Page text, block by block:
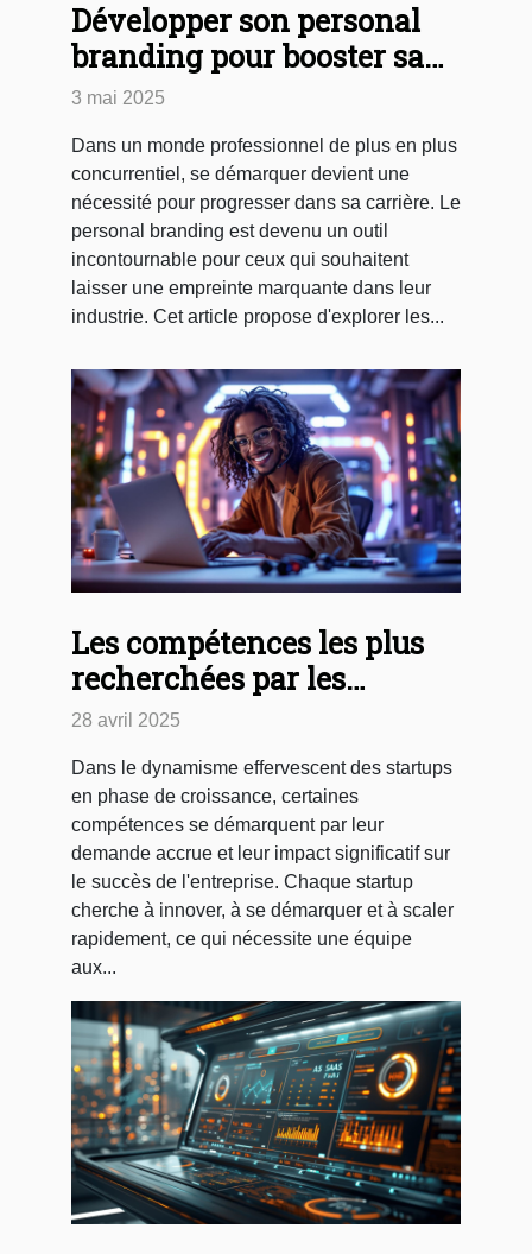
Développer son personal
branding pour booster sa
carrière Les clés pour se
faire remarquer dans son
industrie
3 mai 2025
Dans un monde professionnel de plus en plus
concurrentiel, se démarquer devient une
nécessité pour progresser dans sa carrière. Le
personal branding est devenu un outil
incontournable pour ceux qui souhaitent
laisser une empreinte marquante dans leur
industrie. Cet article propose d'explorer les...
Les compétences les plus
recherchées par les
startups en phase de
croissance
28 avril 2025
Dans le dynamisme effervescent des startups
en phase de croissance, certaines
compétences se démarquent par leur
demande accrue et leur impact significatif sur
le succès de l'entreprise. Chaque startup
cherche à innover, à se démarquer et à scaler
rapidement, ce qui nécessite une équipe
aux...